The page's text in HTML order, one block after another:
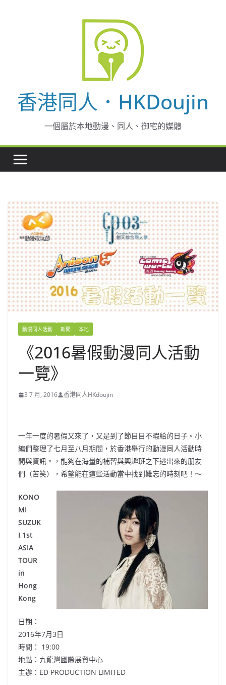
香港同人．HKDoujin
一個屬於本地動漫、同人、御宅的媒體
動漫同人活動 新聞 本地
《2016暑假動漫同人活動
一覽》
3 7 月, 2016 香港同人HKdoujin
一年一度的暑假又來了，又是到了節目目不暇給的日子。小
編們整理了七月至八月期間，於香港舉行的動漫同人活動時
間與資訊。，能夠在海量的補習與興趣班之下逃出來的朋友
們（苦笑），希望能在這些活動當中找到難忘的時刻吧！～
KONO
MI
SUZUK
I 1st
ASIA
TOUR
in
Hong
Kong
日期：
2016年7月3日
時間： 19:00
地點：九龍灣國際展貿中心
主辦：ED PRODUCTION LIMITED